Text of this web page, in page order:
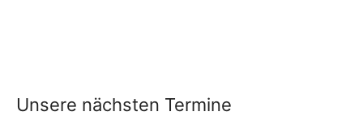
Unsere nächsten Termine